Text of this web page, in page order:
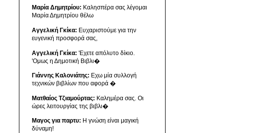
Μαρία Δημητρίου: Καλησπέρα σας λέγομαι
Μαρία Δημητρίου θέλω
Αγγελική Γκίκα: Ευχαριστούμε για την
ευγενική προσφορά σας,
Αγγελική Γκίκα: 'Εχετε απόλυτο δίκιο.
'Ομως η Δημοτική Βιβλι�
Γιάννης Καλονιάτης: Εχω μία συλλογή
τεχνικών βιβλίων που αφορά �
Ματθαίος Τζιαμούρτας: Καλημέρα σας. Οι
ώρες λειτουργίας της βιβλι�
Μαγος για παρτυ: Η γνώση είναι μαγική
δύναμη!